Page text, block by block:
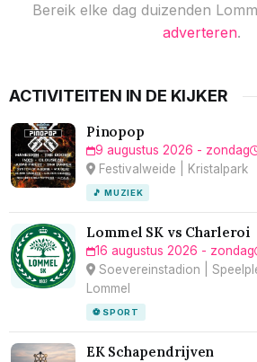
Bereik elke dag duizenden
adverteren.
ACTIVITEITEN IN DE KIJKER
Pinopop
9 augustus 2026 - zondag
Festivalweide | Kristalpark
🎵 MUZIEK
Lommel SK vs Charleroi
16 augustus 2026 - zondag
Soevereinstadion |
Lommel
⚽ SPORT
EK Schapendrijven